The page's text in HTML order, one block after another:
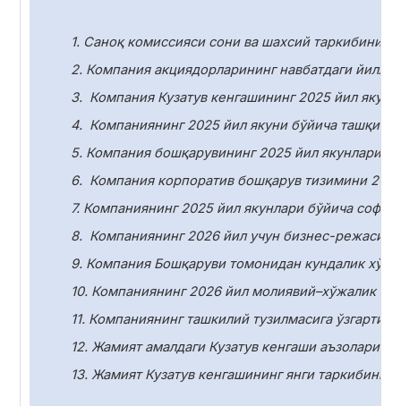
1. Саноқ комиссияси сони ва шахсий таркибини
2. Компания акциядорларининг навбатдаги
3. Компания Кузатув кенгашининг 2025 йил
4. Компаниянинг 2025 йил якуни бўйича ташқи
5. Компания бошқарувининг 2025 йил якунлари
6. Компания корпоратив бошқарув тизимини
7. Компаниянинг 2025 йил якунлари бўйича соф
8. Компаниянинг 2026 йил учун бизнес-
9. Компания Бошқаруви томонидан кундалик
10. Компаниянинг 2026 йил молиявий–хўжалик
11. Компаниянинг ташкилий тузилмасига
12. Жамият амалдаги Кузатув кенгаши
13. Жамият Кузатув кенгашининг янги таркибини